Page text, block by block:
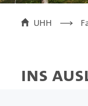
UHH
Ins